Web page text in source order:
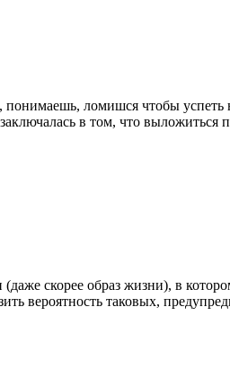
понимаешь, ломишся чтобы
в том, что
скорее образ жизни), в
вероятность таковых,